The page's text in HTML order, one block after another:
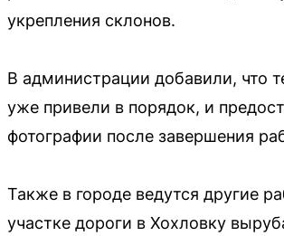
укрепления склонов.
В администрации добавили, что
уже привели в порядок, и
фотографии после завершения
Также в городе ведутся другие
участке дороги в Хохловку